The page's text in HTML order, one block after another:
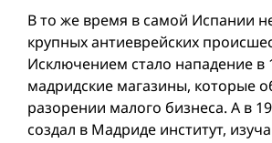
В то же время в самой Испании
крупных антиеврейских
Исключением стало нападение в
мадридские магазины, которые
разорении малого бизнеса. А в
создал в Мадриде институт,